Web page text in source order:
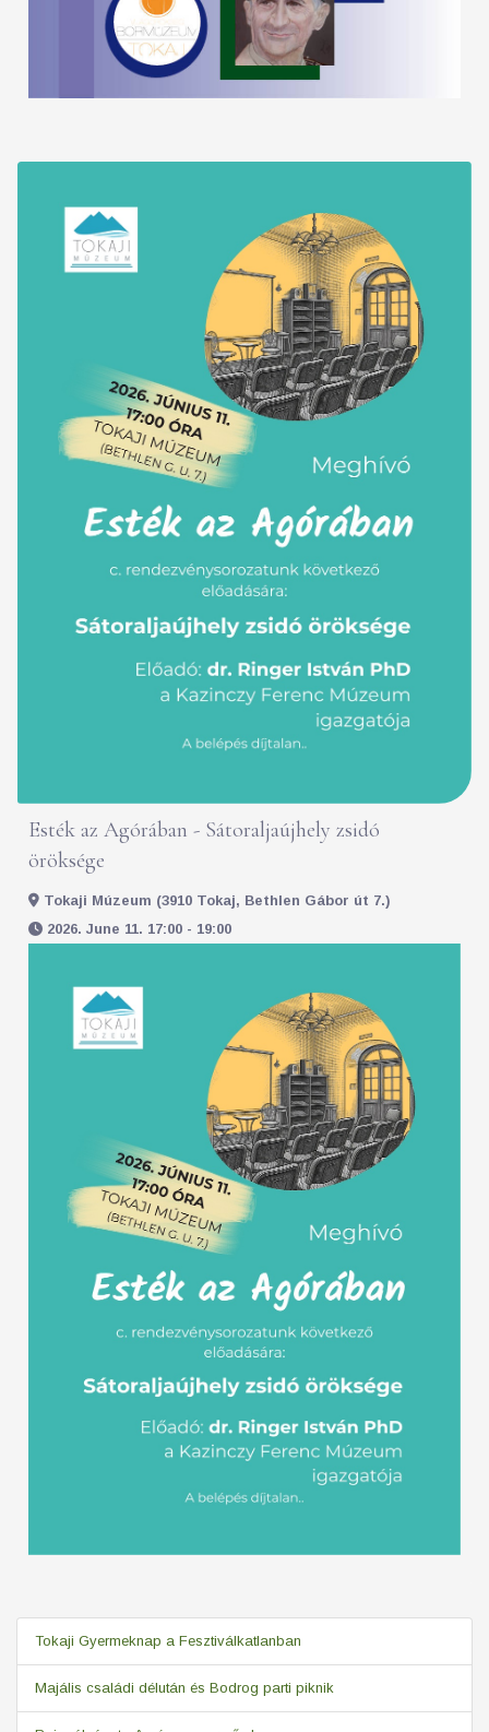
Esték az Agórában - Sátoraljaújhely zsidó
öröksége
Tokaji Múzeum (3910 Tokaj, Bethlen Gábor út 7.)
2026. June 11. 17:00 - 19:00
Tokaji Gyermeknap a Fesztiválkatlanban
Majális családi délután és Bodrog parti piknik